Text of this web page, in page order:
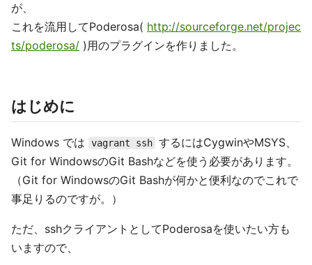
が、
これを流用してPoderosa( http://sourceforge.net/projec
ts/poderosa/ )用のプラグインを作りました。
はじめに
Windows では vagrant ssh するにはCygwinやMSYS、
Git for WindowsのGit Bashなどを使う必要があります。
（Git for WindowsのGit Bashが何かと便利なのでこれで
事足りるのですが。）
ただ、sshクライアントとしてPoderosaを使いたい方も
いますので、